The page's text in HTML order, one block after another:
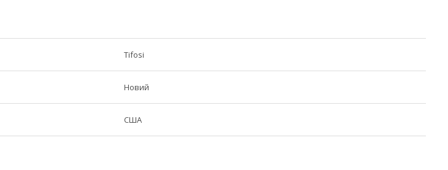
Tifosi
Новий
США